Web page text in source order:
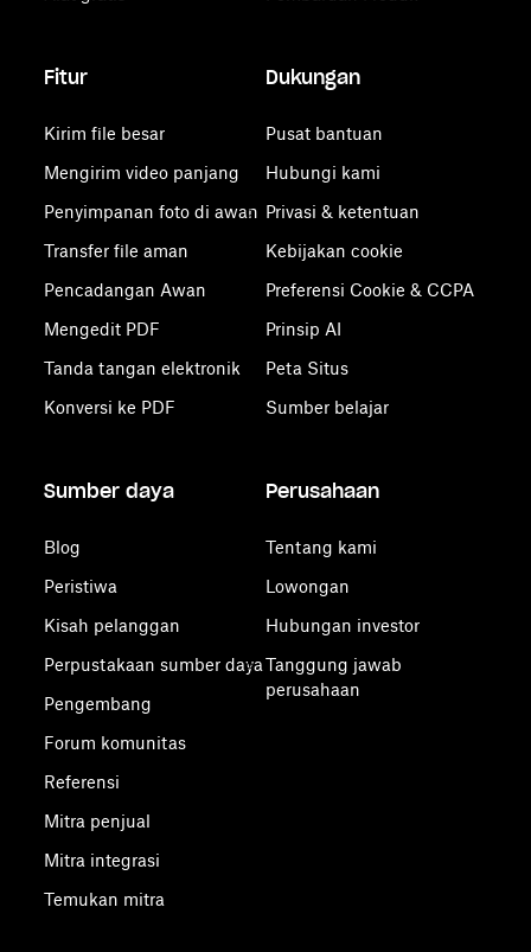
Fitur
Kirim file besar
Mengirim video panjang
Penyimpanan foto di awan
Transfer file aman
Pencadangan Awan
Mengedit PDF
Tanda tangan elektronik
Konversi ke PDF
Dukungan
Pusat bantuan
Hubungi kami
Privasi & ketentuan
Kebijakan cookie
Preferensi Cookie & CCPA
Prinsip AI
Peta Situs
Sumber belajar
Sumber daya
Blog
Peristiwa
Kisah pelanggan
Perpustakaan sumber daya
Pengembang
Forum komunitas
Referensi
Mitra penjual
Mitra integrasi
Temukan mitra
Perusahaan
Tentang kami
Lowongan
Hubungan investor
Tanggung jawab
perusahaan